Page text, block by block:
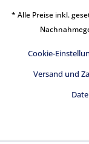
* Alle Preise inkl.
Cookie-
Versand und